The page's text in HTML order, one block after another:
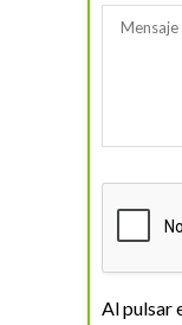
Al pulsar